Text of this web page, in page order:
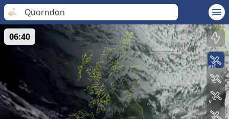
Quorndon
06:40